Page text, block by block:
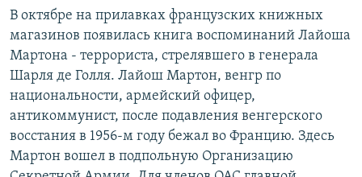
РАСПИСАНИЕ ВЕЩАНИЯ
ПОДПИШИТЕСЬ НА РАССЫЛКУ
СОЦИАЛЬНЫЕ СЕТИ
В октябре на прилавках французских книжных
магазинов появилась книга воспоминаний Лайоша
Мартона - террориста, стрелявшего в генерала
Шарля де Голля. Лайош Мартон, венгр по
национальности, армейский офицер,
антикоммунист, после подавления венгерского
восстания в 1956-м году бежал во Францию. Здесь
Мартон вошел в подпольную Организацию